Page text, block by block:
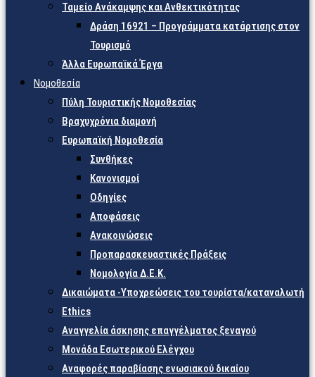
Ταμείο Ανάκαμψης και Ανθεκτικότητας
Δράση 16921 – Προγράμματα κατάρτισης στον
Τουρισμό
Άλλα Ευρωπαϊκά Έργα
Νομοθεσία
Πύλη Τουριστικής Νομοθεσίας
Βραχυχρόνια διαμονή
Ευρωπαϊκή Νομοθεσία
Συνθήκες
Κανονισμοί
Οδηγίες
Αποφάσεις
Ανακοινώσεις
Προπαρασκευαστικές Πράξεις
Νομολογία Δ.Ε.Κ.
Δικαιώματα -Υποχρεώσεις του τουρίστα/καταναλωτή
Ethics
Αναγγελία άσκησης επαγγέλματος ξεναγού
Μονάδα Εσωτερικού Ελέγχου
Αναφορές παραβίασης ενωσιακού δικαίου